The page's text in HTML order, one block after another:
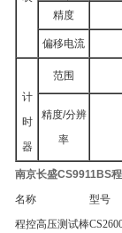
精度
偏移电流
计
时
器
范围
精度/分辨
率
南京长盛CS9911BS
名称
型号
程控高压测试棒